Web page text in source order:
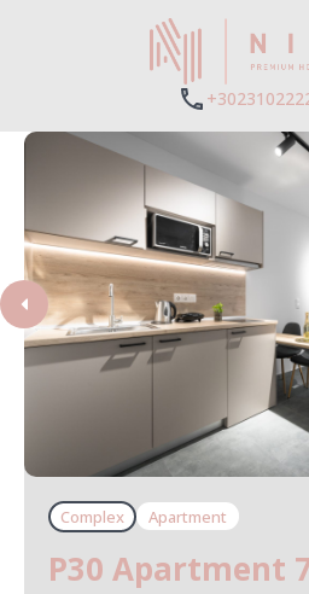
Complex Apartment
P30 Apartment